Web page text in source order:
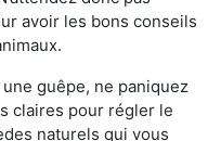
avoir les bons conseils
guêpe, ne paniquez
claires pour régler le
naturels qui vous